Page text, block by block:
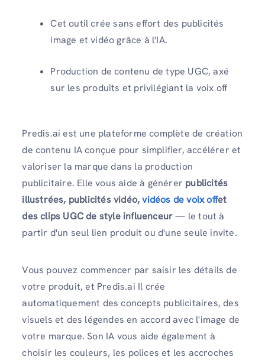
Cet outil crée sans effort des publicités
image et vidéo grâce à l'IA.
Production de contenu de type UGC, axé
sur les produits et privilégiant la voix off
Predis.ai est une plateforme complète de création
de contenu IA conçue pour simplifier, accélérer et
valoriser la marque dans la production
publicitaire. Elle vous aide à générer publicités
illustrées, publicités vidéo,vidéos de voix offet
des clips UGC de style influenceur— le tout à
partir d'un seul lien produit ou d'une seule invite.
Vous pouvez commencer par saisir les détails de
votre produit, et Predis.ai Il crée
automatiquement des concepts publicitaires, des
visuels et des légendes en accord avec l'image de
votre marque. Son IA vous aide également à
choisir les couleurs, les polices et les accroches